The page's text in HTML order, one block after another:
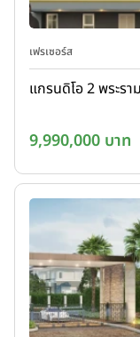
เฟรเซอร์ส
แกรนดิโอ 2 พระร
9,990,000 บาท